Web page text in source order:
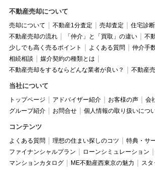
不動産売却について
売却について 不動産1分査定 売却査定
住宅診断
不動産売却の流れ
「仲介」と「買取」の違い
不
少しでも高く売るポイント
よくある質問
仲介手
相続相談
媒介契約の種類とは
不動産売却をするならどんな業者が良い？
不動産
当社について
トップページ アドバイザー紹介 お客様の声
会
グループ紹介
お問合せ 個人情報の取り扱いにつ
コンテンツ
よくある質問 理想の住まい探しのコツ 特典・サ
ファイナンシャルプラン
ローンシミュレーション
マンションカタログ
ME不動産西東京の魅力
ス